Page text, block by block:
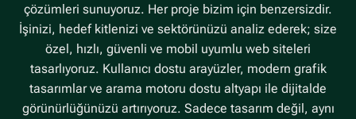
çözümleri sunuyoruz. Her proje bizim için benzersizdir.
İşinizi, hedef kitlenizi ve sektörünüzü analiz ederek; size
özel, hızlı, güvenli ve mobil uyumlu web siteleri
tasarlıyoruz. Kullanıcı dostu arayüzler, modern grafik
tasarımlar ve arama motoru dostu altyapı ile dijitalde
görünürlüğünüzü artırıyoruz. Sadece tasarım değil, aynı